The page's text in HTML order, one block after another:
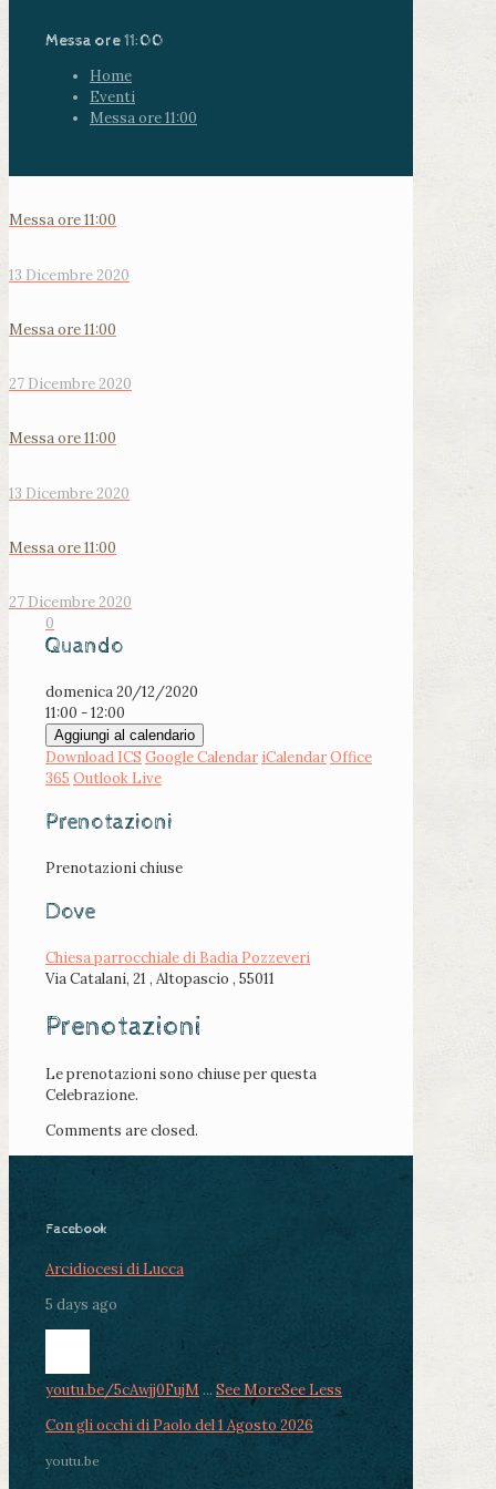
Messa ore 11:00
Home
Eventi
Messa ore 11:00
Messa ore 11:00
13 Dicembre 2020
Messa ore 11:00
27 Dicembre 2020
Messa ore 11:00
13 Dicembre 2020
Messa ore 11:00
27 Dicembre 2020
0
Quando
domenica 20/12/2020
11:00 - 12:00
Aggiungi al calendario
Download ICS Google Calendar iCalendarOffice
365 Outlook Live
Prenotazioni
Prenotazioni chiuse
Dove
Chiesa parrocchiale di Badia Pozzeveri
Via Catalani, 21 , Altopascio , 55011
Prenotazioni
Le prenotazioni sono chiuse per questa
Celebrazione.
Comments are closed.
Facebook
Arcidiocesi di Lucca
5 days ago
youtu.be/5cAwjj0FujM ... See MoreSee Less
Con gli occhi di Paolo del 1 Agosto 2026
youtu.be